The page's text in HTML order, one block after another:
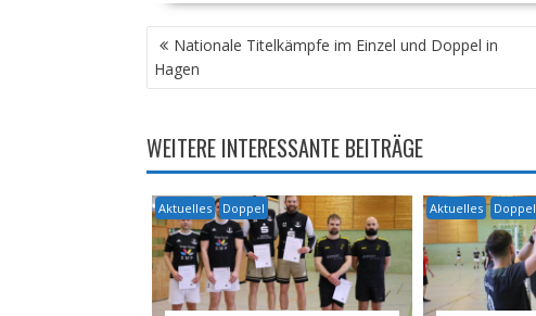
BEITRAGSNAVIGATION
Nationale Titelkämpfe im Einzel und Doppel in
Hagen
WEITERE INTERESSANTE BEITRÄGE
Aktuelles Doppel Aktuelles Doppel